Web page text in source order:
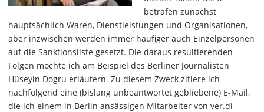
betrafen zunächst
hauptsächlich Waren, Dienstleistungen und Organisationen,
aber inzwischen werden immer häufiger auch Einzelpersonen
auf die Sanktionsliste gesetzt. Die daraus resultierenden
Folgen möchte ich am Beispiel des Berliner Journalisten
Hüseyin Dogru erläutern. Zu diesem Zweck zitiere ich
nachfolgend eine (bislang unbeantwortet gebliebene) E-Mail,
die ich einem in Berlin ansässigen Mitarbeiter von ver.di